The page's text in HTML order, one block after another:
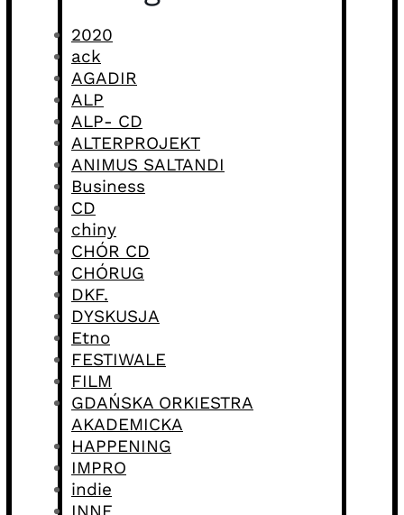
2020
ack
AGADIR
ALP
ALP- CD
ALTERPROJEKT
ANIMUS SALTANDI
Business
CD
chiny
CHÓR CD
CHÓRUG
DKF.
DYSKUSJA
Etno
FESTIWALE
FILM
GDAŃSKA ORKIESTRA
AKADEMICKA
HAPPENING
IMPRO
indie
INNE